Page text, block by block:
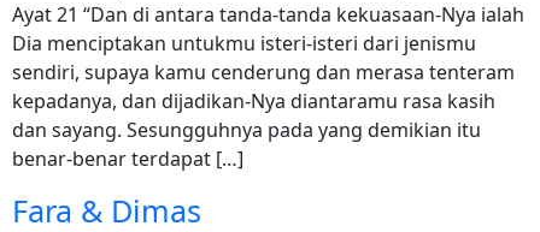
Ayat 21 “Dan di antara tanda-tanda kekuasaan-Nya ialah
Dia menciptakan untukmu isteri-isteri dari jenismu
sendiri, supaya kamu cenderung dan merasa tenteram
kepadanya, dan dijadikan-Nya diantaramu rasa kasih
dan sayang. Sesungguhnya pada yang demikian itu
benar-benar terdapat […]
Fara & Dimas